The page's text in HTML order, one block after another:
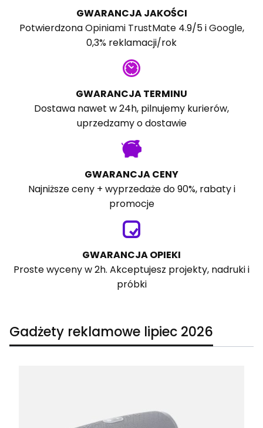
GWARANCJA JAKOŚCI
PotwierdzonaOpiniami TrustMate4.9/5 iGoogle,
0,3% reklamacji/rok
GWARANCJA TERMINU
Dostawa nawet w 24h, pilnujemy kurierów,
uprzedzamy o dostawie
GWARANCJA CENY
Najniższe ceny + wyprzedaże do 90%, rabaty i
promocje
GWARANCJA OPIEKI
Proste wyceny w 2h. Akceptujesz projekty, nadruki i
próbki
Gadżety reklamowe lipiec 2026